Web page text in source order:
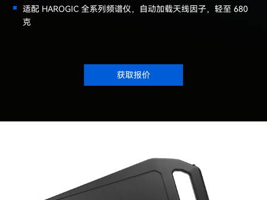
适配 HAROGIC 全系列频谱仪，自动加载天线因子，轻至 680
克
获取报价